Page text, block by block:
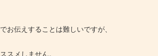
お伝えすることは難しいですが、
スメしません。